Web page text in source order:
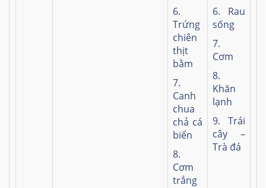
6.
Trứng
chiên
thịt
bằm
7.
Canh
chua
chả cá
biển
8.
Cơm
trắng
6. Rau
sống
7.
Cơm
8.
Khăn
lạnh
9. Trái
cây –
Trà đá